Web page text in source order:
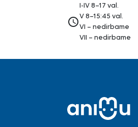
access_time
I-IV 8–17 val.
V 8–15:45 val.
VI – nedirbame
VII – nedirbame